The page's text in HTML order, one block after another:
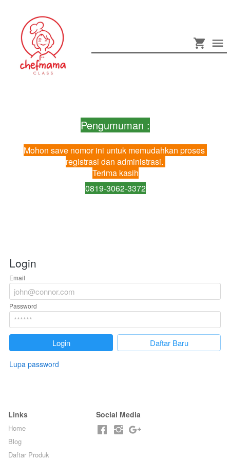
Pengumuman :
Mohon save nomor ini untuk memudahkan proses
registrasi dan administrasi.
Terima kasih
0819-3062-3372
Login
Email
Password
`Login `Daftar Baru
Lupa password
Links
Home
Blog
Daftar Produk
Social Media